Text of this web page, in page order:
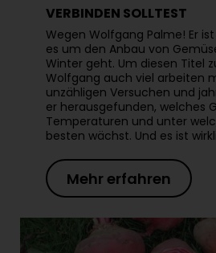
VERBINDEN SOLLTEST
Wegen Wolfgang Palme! Er ist
es um den Anbau von
Winter geht. Um diesen Titel
Wolfgang auch viel arbeiten
unzähligen Versuchen und
er herausgefunden, welches
Temperaturen und unter
besten wächst. Und es ist
Mehr erfahren